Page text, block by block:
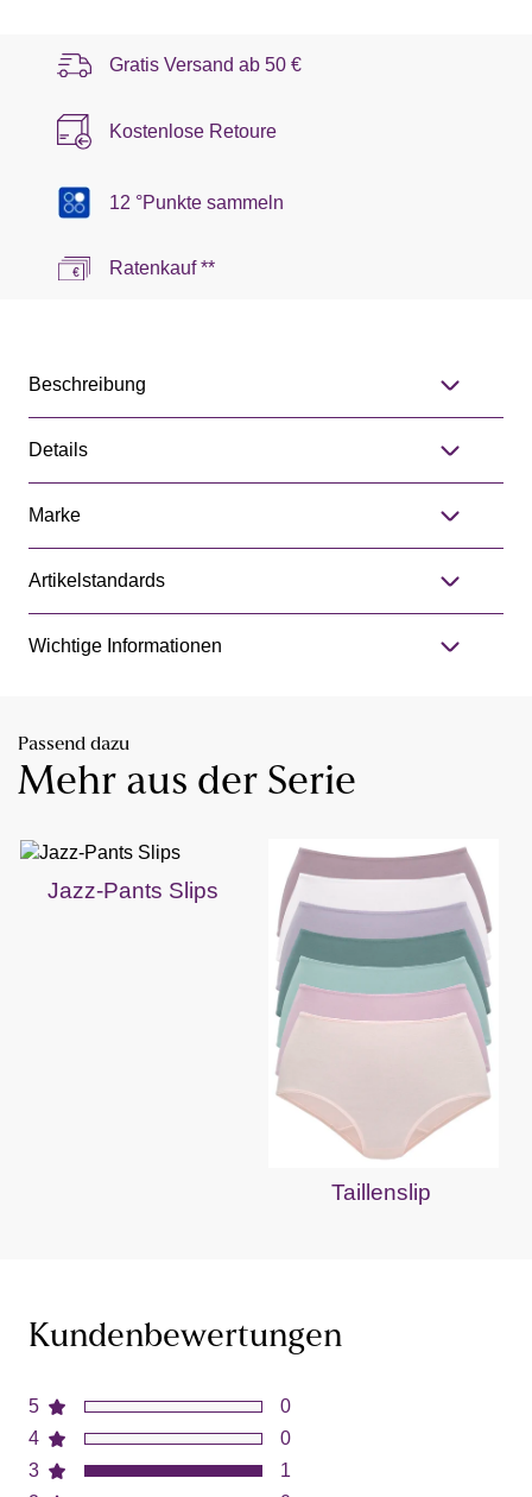
Gratis Versand ab 50 €
Kostenlose Retoure
12 °Punkte sammeln
Ratenkauf **
Beschreibung
Details
Marke
Artikelstandards
Wichtige Informationen
Passend dazu
Mehr aus der Serie
Jazz-Pants Slips
Taillenslip
Kundenbewertungen
5
4
3
0
0
1